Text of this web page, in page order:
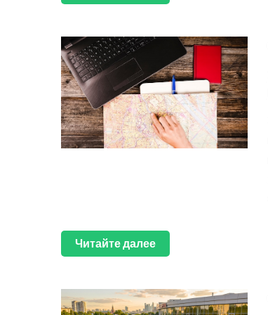
Читайте далее